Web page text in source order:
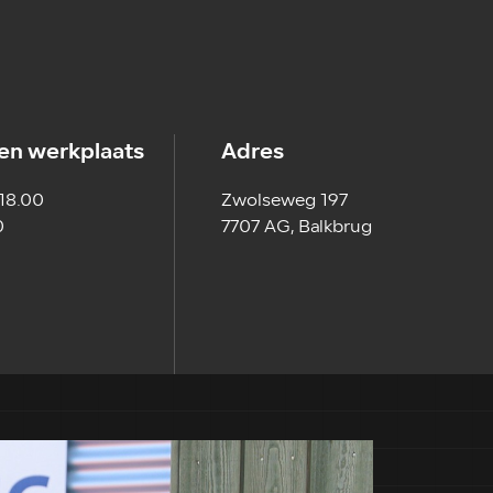
werkplaats Adres
Zwolseweg 197
7707 AG, Balkbrug